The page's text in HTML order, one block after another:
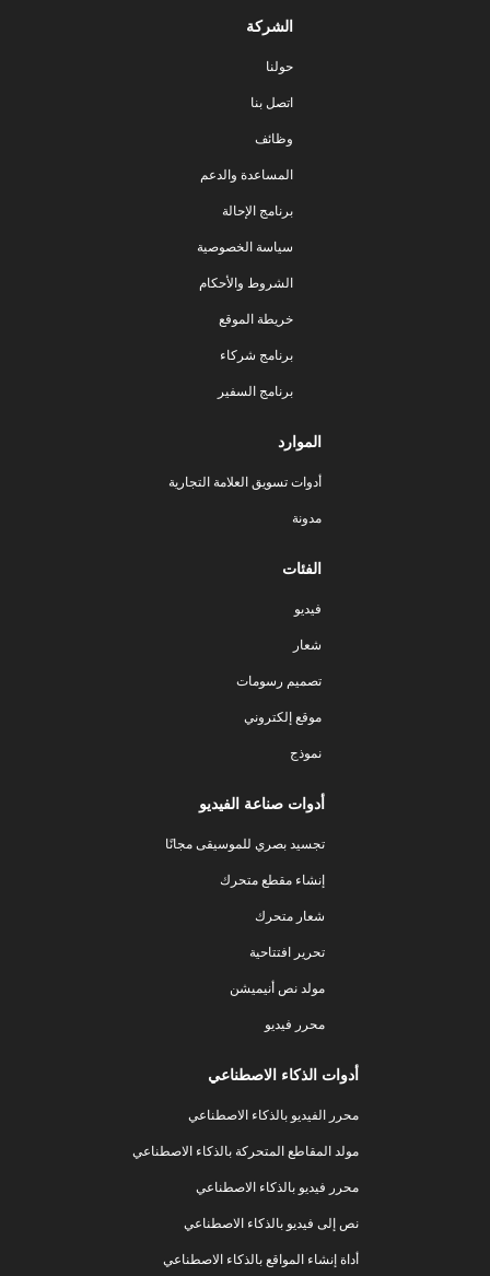
الشركة
حولنا
اتصل بنا
وظائف
المساعدة والدعم
برنامج الإحالة
سياسة الخصوصية
الشروط والأحكام
خريطة الموقع
برنامج شركاء
برنامج السفير
الموارد
أدوات تسويق العلامة التجارية
مدونة
الفئات
فيديو
شعار
تصميم رسومات
موقع إلكتروني
نموذج
أدوات صناعة الفيديو
تجسيد بصري للموسيقى مجانًا
إنشاء مقطع متحرك
شعار متحرك
تحرير افتتاحية
مولد نص أنيميشن
محرر فيديو
أدوات الذكاء الاصطناعي
محرر الفيديو بالذكاء الاصطناعي
مولد المقاطع المتحركة بالذكاء الاصطناعي
محرر فيديو بالذكاء الاصطناعي
نص إلى فيديو بالذكاء الاصطناعي
أداة إنشاء المواقع بالذكاء الاصطناعي